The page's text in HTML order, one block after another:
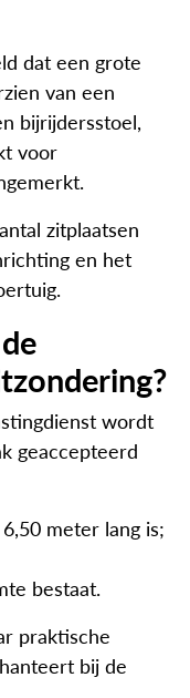
dat een grote
van een
bijrijdersstoel,
voor
zitplaatsen
en het
wordt
geaccepteerd
meter lang is;
bestaat.
praktische
bij de